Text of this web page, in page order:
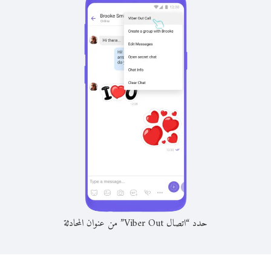
حدد “اتصال Viber Out” من عنوان المحادثة